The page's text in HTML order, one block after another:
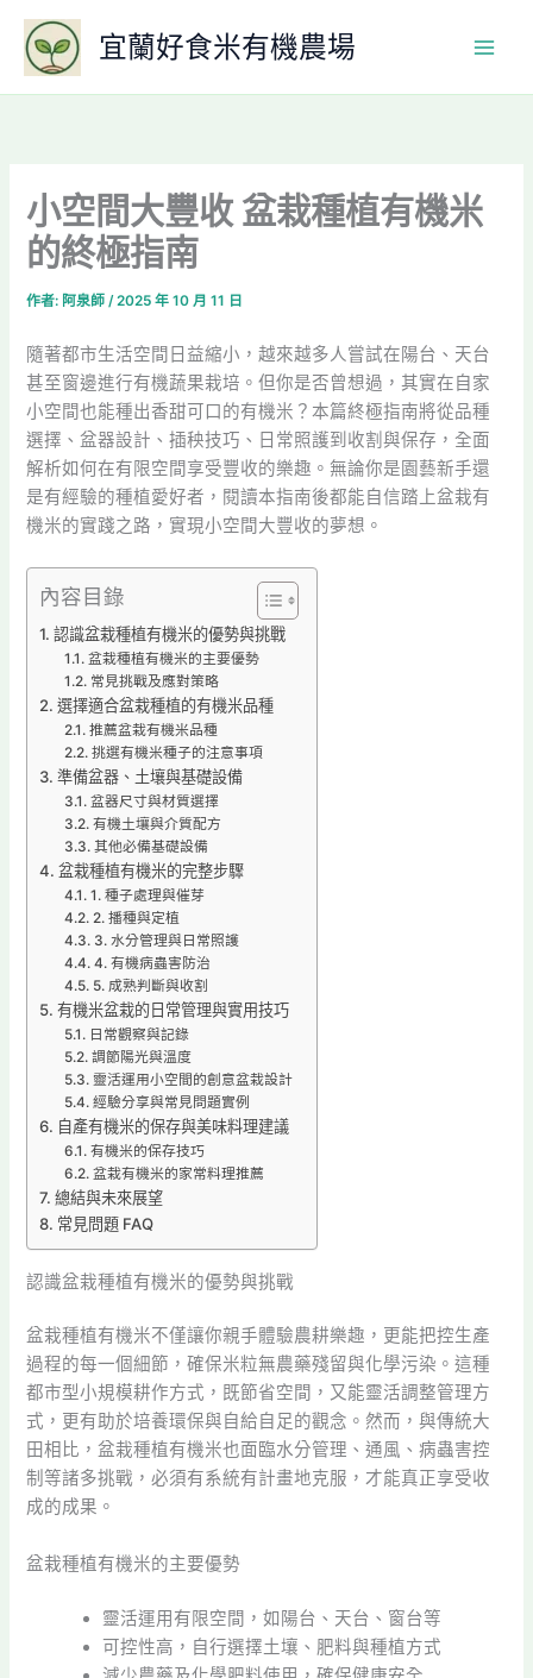
要
宜蘭好食米有機農場
小空間大豐收 盆栽種植有機米
的終極指南
作者: 阿泉師/2025 年 10 月 11 日
隨著都市生活空間日益縮小，越來越多人嘗試在陽台、天台
甚至窗邊進行有機蔬果栽培。但你是否曾想過，其實在自家
小空間也能種出香甜可口的有機米？本篇終極指南將從品種
選擇、盆器設計、插秧技巧、日常照護到收割與保存，全面
解析如何在有限空間享受豐收的樂趣。無論你是園藝新手還
是有經驗的種植愛好者，閱讀本指南後都能自信踏上盆栽有
機米的實踐之路，實現小空間大豐收的夢想。
內容目錄
認識盆栽種植有機米的優勢與挑戰
盆栽種植有機米的主要優勢
常見挑戰及應對策略
選擇適合盆栽種植的有機米品種
推薦盆栽有機米品種
挑選有機米種子的注意事項
準備盆器、土壤與基礎設備
盆器尺寸與材質選擇
有機土壤與介質配方
其他必備基礎設備
盆栽種植有機米的完整步驟
1. 種子處理與催芽
2. 播種與定植
3. 水分管理與日常照護
4. 有機病蟲害防治
5. 成熟判斷與收割
有機米盆栽的日常管理與實用技巧
日常觀察與記錄
調節陽光與溫度
靈活運用小空間的創意盆栽設計
經驗分享與常見問題實例
自產有機米的保存與美味料理建議
有機米的保存技巧
盆栽有機米的家常料理推薦
總結與未來展望
常見問題 FAQ
認識盆栽種植有機米的優勢與挑戰
盆栽種植有機米不僅讓你親手體驗農耕樂趣，更能把控生產
過程的每一個細節，確保米粒無農藥殘留與化學污染。這種
都市型小規模耕作方式，既節省空間，又能靈活調整管理方
式，更有助於培養環保與自給自足的觀念。然而，與傳統大
田相比，盆栽種植有機米也面臨水分管理、通風、病蟲害控
制等諸多挑戰，必須有系統有計畫地克服，才能真正享受收
成的成果。
盆栽種植有機米的主要優勢
靈活運用有限空間，如陽台、天台、窗台等
可控性高，自行選擇土壤、肥料與種植方式